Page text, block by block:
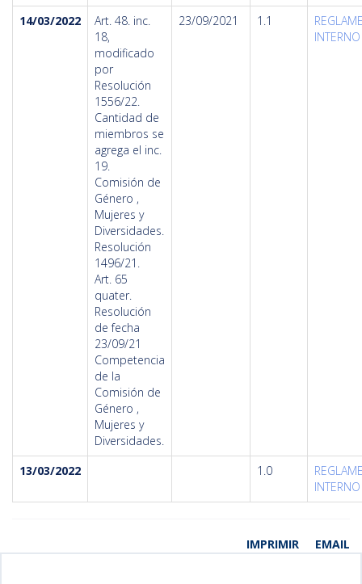
14/03/2022
Art. 48. inc.
18,
modificado
por
Resolución
1556/22.
Cantidad de
miembros se
agrega el inc.
19.
Comisión de
Género ,
Mujeres y
Diversidades.
Resolución
1496/21.
Art. 65
quater.
Resolución
de fecha
23/09/21
Competencia
de la
Comisión de
Género ,
Mujeres y
Diversidades.
23/09/2021 1.1
13/03/2022 1.0
EMAIL
IMPRIMIR